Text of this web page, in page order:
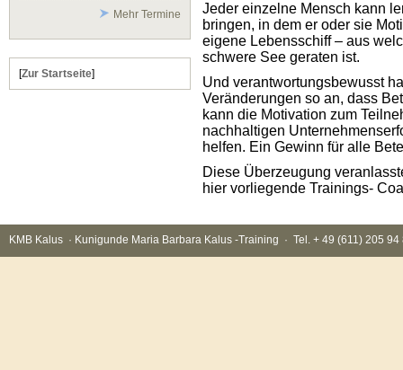
Mehr Termine
[Zur Startseite]
Jeder einzelne Mensch kann
bringen, in dem er oder sie
eigene Lebensschiff – aus
schwere See geraten ist.
Und verantwortungsbewusst
Veränderungen so an, dass
kann die Motivation zum
nachhaltigen
helfen. Ein Gewinn für alle
Diese Überzeugung
hier vorliegende Trainings-
KMB Kalus · Kunigunde Maria Barbara Kalus -Training · Tel. + 49 (611) 205